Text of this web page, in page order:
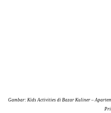
Gambar: Kids Activities di Bazar Kuliner–